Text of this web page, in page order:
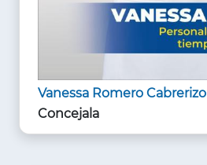
Vanessa Romero Cabrerizo
Concejala